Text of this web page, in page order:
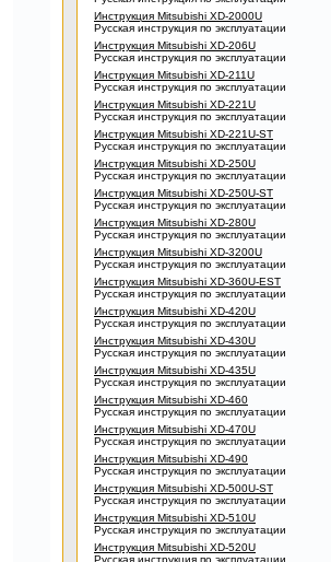
Инструкция Mitsubishi XD-2000U
Русская инструкция по эксплуатации
Инструкция Mitsubishi XD-206U
Русская инструкция по эксплуатации
Инструкция Mitsubishi XD-211U
Русская инструкция по эксплуатации
Инструкция Mitsubishi XD-221U
Русская инструкция по эксплуатации
Инструкция Mitsubishi XD-221U-ST
Русская инструкция по эксплуатации
Инструкция Mitsubishi XD-250U
Русская инструкция по эксплуатации
Инструкция Mitsubishi XD-250U-ST
Русская инструкция по эксплуатации
Инструкция Mitsubishi XD-280U
Русская инструкция по эксплуатации
Инструкция Mitsubishi XD-3200U
Русская инструкция по эксплуатации
Инструкция Mitsubishi XD-360U-EST
Русская инструкция по эксплуатации
Инструкция Mitsubishi XD-420U
Русская инструкция по эксплуатации
Инструкция Mitsubishi XD-430U
Русская инструкция по эксплуатации
Инструкция Mitsubishi XD-435U
Русская инструкция по эксплуатации
Инструкция Mitsubishi XD-460
Русская инструкция по эксплуатации
Инструкция Mitsubishi XD-470U
Русская инструкция по эксплуатации
Инструкция Mitsubishi XD-490
Русская инструкция по эксплуатации
Инструкция Mitsubishi XD-500U-ST
Русская инструкция по эксплуатации
Инструкция Mitsubishi XD-510U
Русская инструкция по эксплуатации
Инструкция Mitsubishi XD-520U
Русская инструкция по эксплуатации